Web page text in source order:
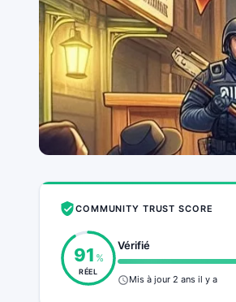
COMMUNITY TRUST SCORE
91 %
RÉEL
Vérifié
Mis à jour 2 ans il y a